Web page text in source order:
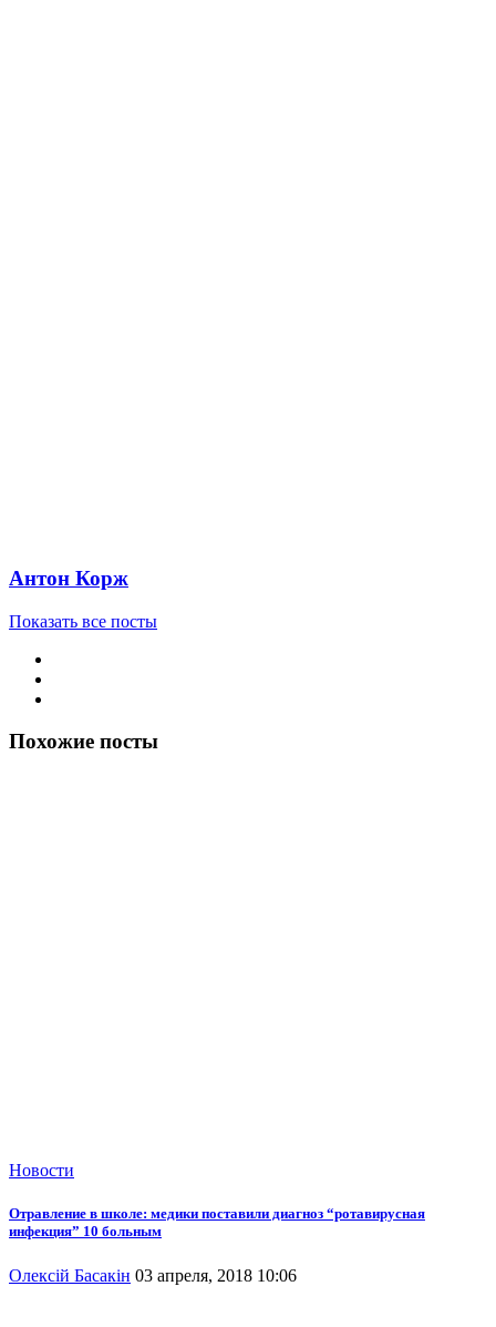
Антон Корж
Показать все посты
Похожие посты
Новости
Отравление в школе: медики поставили диагноз “ротавирусная
инфекция” 10 больным
Олексій Басакін 03 апреля, 2018 10:06